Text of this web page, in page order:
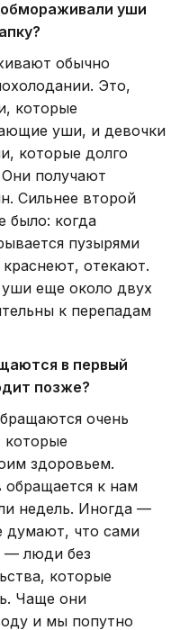
уши
обычно
Это,
которые
уши, и девочки
которые долго
получают
Сильнее второй
было: когда
пузырями
отекают.
еще около двух
к перепадам
в первый
позже?
очень
здоровьем.
к нам
недель. Иногда —
думают, что сами
— люди без
которые
Чаще они
и мы попутно